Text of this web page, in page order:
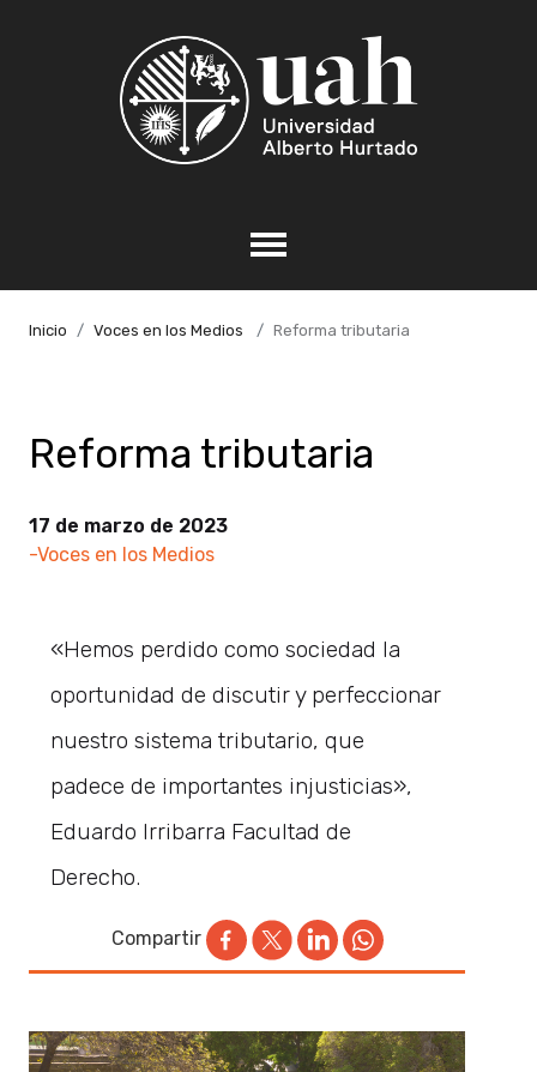
Inicio Voces en los Medios Reforma tributaria
Reforma tributaria
17 de marzo de 2023
-Voces en los Medios
«Hemos perdido como sociedad la
oportunidad de discutir y perfeccionar
nuestro sistema tributario, que
padece de importantes injusticias»,
Eduardo Irribarra Facultad de
Derecho.
Compartir